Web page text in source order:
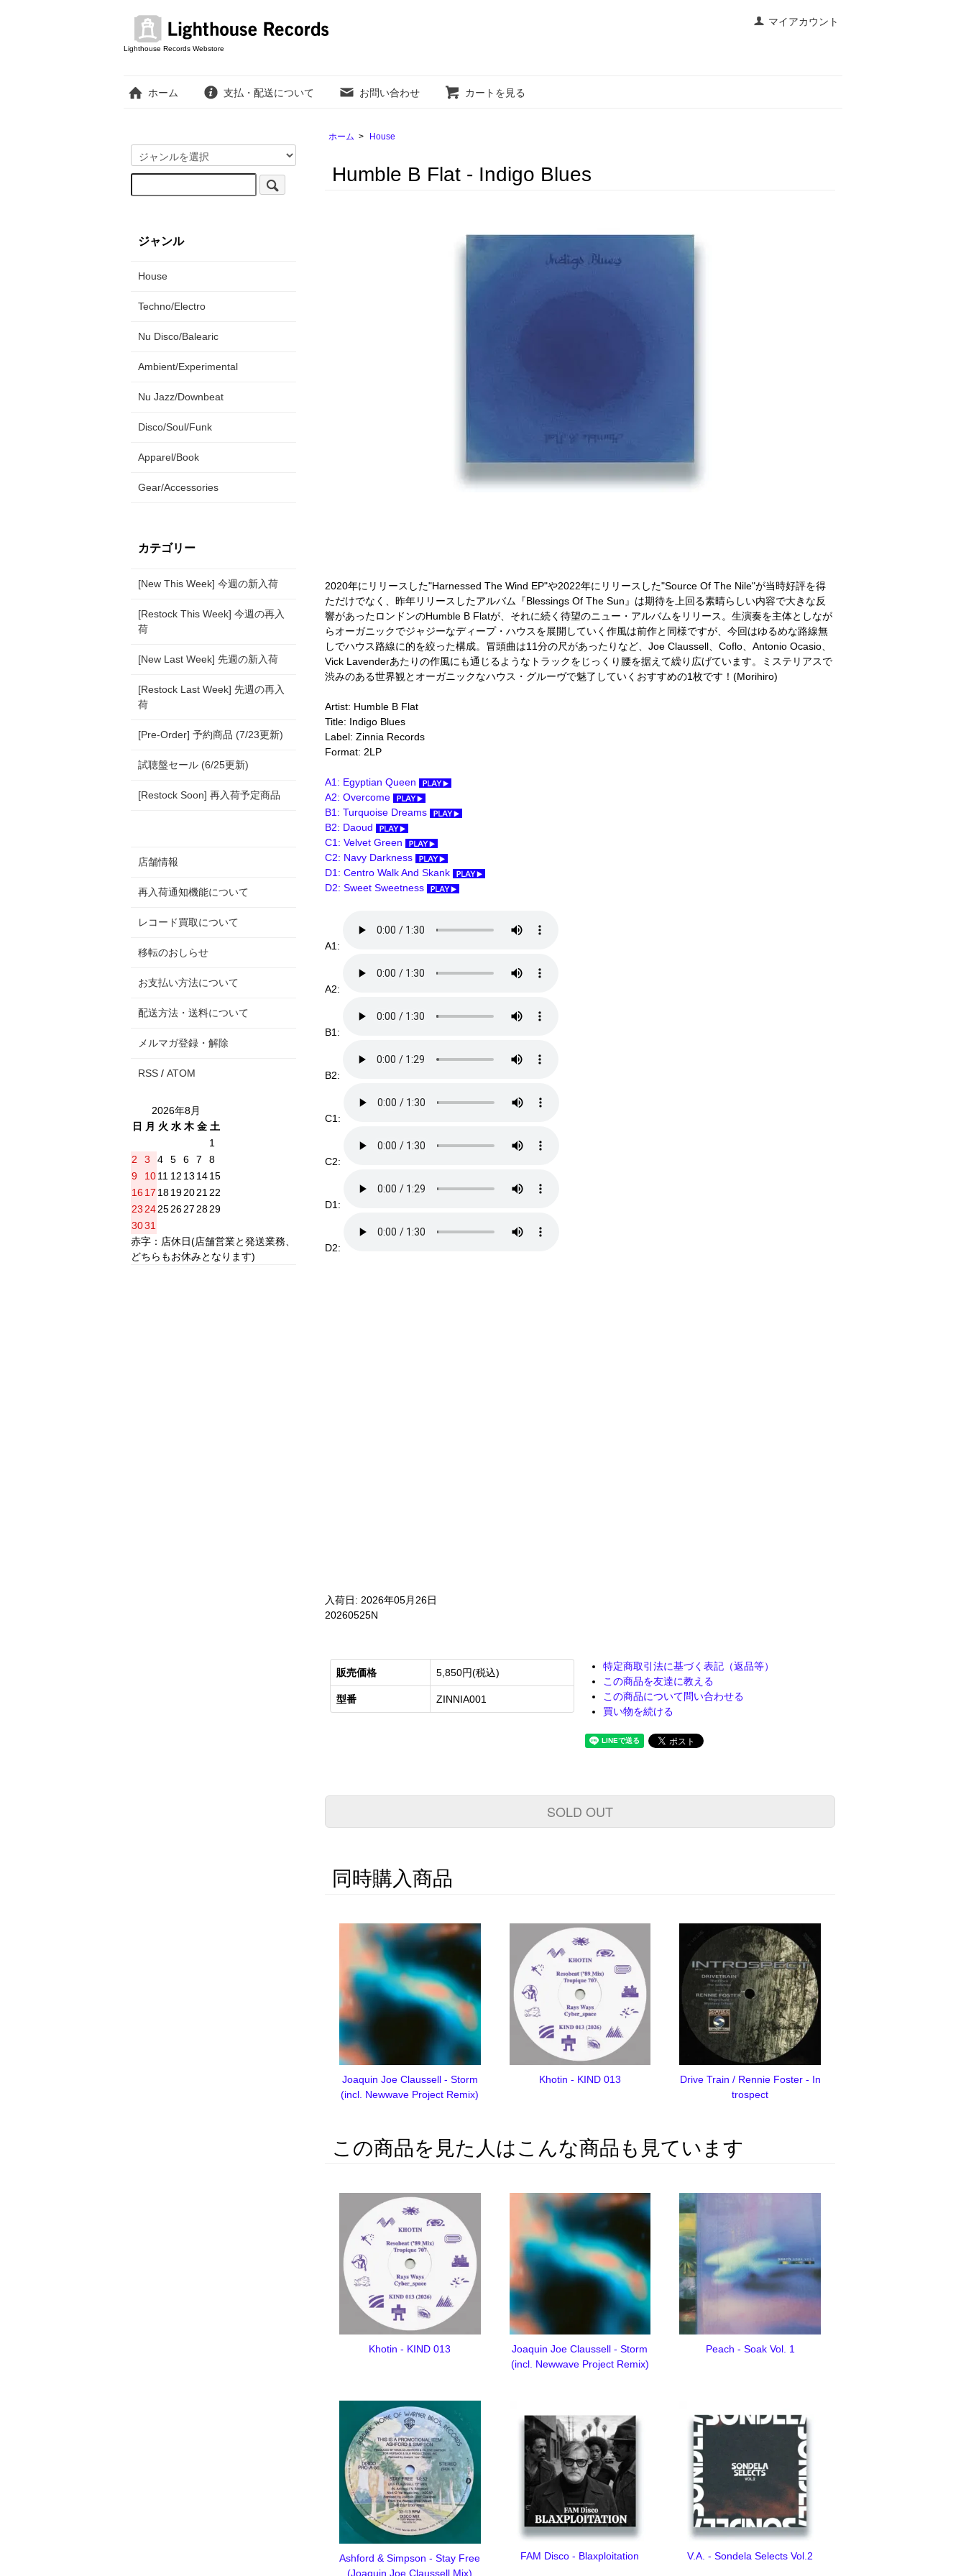
マイアカウント
Lighthouse Records Webstore
ホーム 支払・配送について お問い合わせ カートを見る
ホーム > House
Humble B Flat - Indigo Blues
2020年にリリースした"Harnessed The Wind EP"や2022年にリリースした"Source Of The Nile"が当時好評を得
ただけでなく、昨年リリースしたアルバム『Blessings Of The Sun』は期待を上回る素晴らしい内容で大きな反
響があったロンドンのHumble B Flatが、それに続く待望のニュー・アルバムをリリース。生演奏を主体としなが
らオーガニックでジャジーなディープ・ハウスを展開していく作風は前作と同様ですが、今回はゆるめな路線無
しでハウス路線に的を絞った構成。冒頭曲は11分の尺があったりなど、Joe Claussell、Coflo、Antonio Ocasio、
Vick Lavenderあたりの作風にも通じるようなトラックをじっくり腰を据えて繰り広げています。ミステリアスで
渋みのある世界観とオーガニックなハウス・グルーヴで魅了していくおすすめの1枚です！(Morihiro)
Artist: Humble B Flat
Title: Indigo Blues
Label: Zinnia Records
Format: 2LP
A1: Egyptian Queen
A2: Overcome
B1: Turquoise Dreams
B2: Daoud
C1: Velvet Green
C2: Navy Darkness
D1: Centro Walk And Skank
D2: Sweet Sweetness
A1:
A2:
B1:
B2:
C1:
C2:
D1:
D2:
入荷日: 2026年05月26日
20260525N
販売価格 5,850円(税込)
型番 ZINNIA001
特定商取引法に基づく表記（返品等）
この商品を友達に教える
この商品について問い合わせる
買い物を続ける
SOLD OUT
同時購入商品
Joaquin Joe Claussell - Storm
(incl. Newwave Project Remix)
Khotin - KIND 013
Drive Train / Rennie Foster - In
trospect
この商品を見た人はこんな商品も見ています
Khotin - KIND 013
Joaquin Joe Claussell - Storm
(incl. Newwave Project Remix)
Peach - Soak Vol. 1
Ashford & Simpson - Stay Free
(Joaquin Joe Claussell Mix)
FAM Disco - Blaxploitation V.A. - Sondela Selects Vol.2
ジャンル
House
Techno/Electro
Nu Disco/Balearic
Ambient/Experimental
Nu Jazz/Downbeat
Disco/Soul/Funk
Apparel/Book
Gear/Accessories
カテゴリー
[New This Week] 今週の新入荷
[Restock This Week] 今週の再入
荷
[New Last Week] 先週の新入荷
[Restock Last Week] 先週の再入
荷
[Pre-Order] 予約商品 (7/23更新)
試聴盤セール (6/25更新)
[Restock Soon] 再入荷予定商品
店舗情報
再入荷通知機能について
レコード買取について
移転のおしらせ
お支払い方法について
配送方法・送料について
メルマガ登録・解除
RSS / ATOM
2026年8月
日
月 火 水 木 金 土
1
2
3 4 5 6 7
8
9
1011 12 13 1415
16 17 18192021 22
23 24252627 2829
3031
赤字：店休日(店舗営業と発送業務、
どちらもお休みとなります)